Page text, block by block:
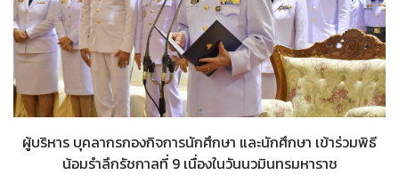
ผู้บริหาร บุคลากรกองกิจการนักศึกษา และนักศึกษา เข้าร่วมพิธี
น้อมรำลึกรัชกาลที่ 9 เนื่องในวันนวมินทรมหาราช